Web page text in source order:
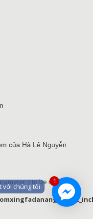
của Hà Lê Nguyễn
1 to be resource,
1
với chúng tôi